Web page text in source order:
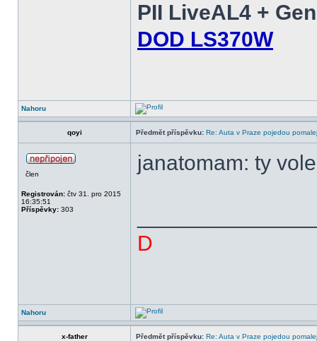
PII LiveAL4 +
DOD LS370W
Nahoru
qoyi Předmět příspěvku: Re: Auta v Praze pojedou
člen
Registrován: čtv 31. pro 2015
16:35:51
Příspěvky: 303
janatomam: ty
D
Nahoru
x-father Předmět příspěvku: Re: Auta v Praze pojedou